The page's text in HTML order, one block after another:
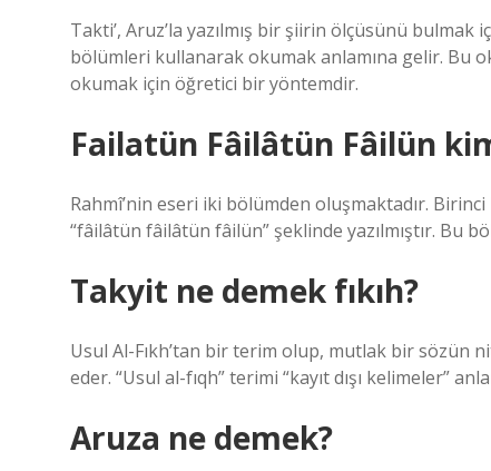
Takti’, Aruz’la yazılmış bir şiirin ölçüsünü
bölümleri kullanarak okumak anlamına gelir. Bu
okumak için öğretici bir yöntemdir.
Failatün Fâilâtün Fâilün
Rahmî’nin eseri iki bölümden oluşmaktadır.
“fâilâtün fâilâtün fâilün” şeklinde yazılmıştır. Bu
Takyit ne demek fıkıh?
Usul Al-Fıkh’tan bir terim olup, mutlak bir sözün
eder. “Usul al-fıqh” terimi “kayıt dışı kelimeler”
Aruza ne demek?